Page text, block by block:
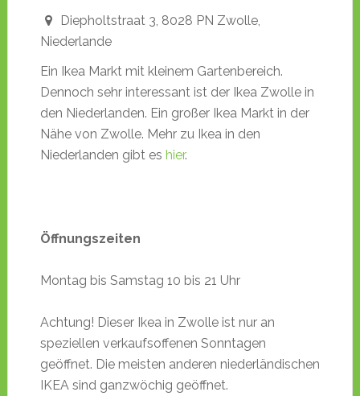
Diepholtstraat 3, 8028 PN Zwolle,
Niederlande
Ein Ikea Markt mit kleinem Gartenbereich.
Dennoch sehr interessant ist der Ikea Zwolle in
den Niederlanden. Ein großer Ikea Markt in der
Nähe von Zwolle. Mehr zu Ikea in den
Niederlanden gibt es hier.
Öffnungszeiten
Montag bis Samstag 10 bis 21 Uhr
Achtung! Dieser Ikea in Zwolle ist nur an
speziellen verkaufsoffenen Sonntagen
geöffnet. Die meisten anderen niederländischen
IKEA sind ganzwöchig geöffnet.